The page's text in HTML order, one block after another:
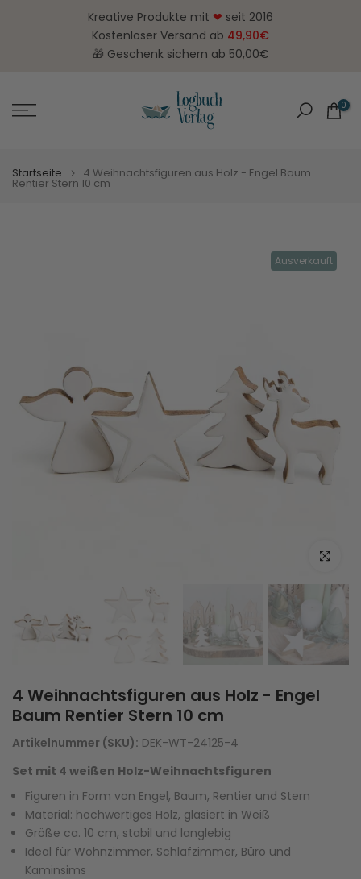
Kreative Produkte mit ❤ seit 2016
Kostenloser Versand ab 49,90€
🎁 Geschenk sichern ab 50,00€
0
Startseite 4 Weihnachtsfiguren aus Holz - Engel Baum
Rentier Stern 10 cm
Ausverkauft
Zum
4 Weihnachtsfiguren aus Holz - Engel
Baum Rentier Stern 10 cm
Artikelnummer (SKU): DEK-WT-24125-4
Set mit 4 weißen Holz-Weihnachtsfiguren
Figuren in Form von Engel, Baum, Rentier und Stern
Material: hochwertiges Holz, glasiert in Weiß
Größe ca. 10 cm, stabil und langlebig
Ideal für Wohnzimmer, Schlafzimmer, Büro und
Kaminsims